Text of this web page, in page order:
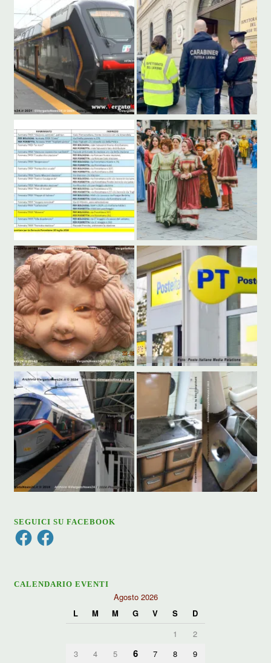
SEGUICI SU FACEBOOK
FacebookFacebook
CALENDARIO EVENTI
Agosto 2026
L
M M G V S
D
1
2
3
4 5 6 7 8
9